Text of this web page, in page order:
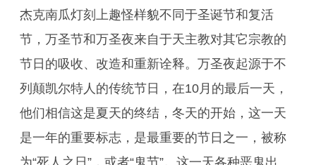
杰克南瓜灯刻上趣怪样貌不同于圣诞节和复活
节，万圣节和万圣夜来自于天主教对其它宗教的
节日的吸收、改造和重新诠释。万圣夜起源于不
列颠凯尔特人的传统节日，在10月的最后一天，
他们相信这是夏天的终结，冬天的开始，这一天
是一年的重要标志，是最重要的节日之一，被称
为“死人之日”，或者“鬼节”。这一天各种恶鬼出